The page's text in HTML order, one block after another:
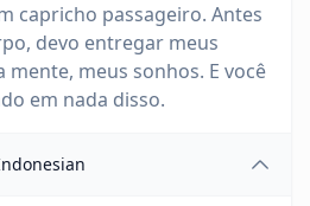
capricho passageiro. Antes
devo entregar meus
meus sonhos. E você
em nada disso.